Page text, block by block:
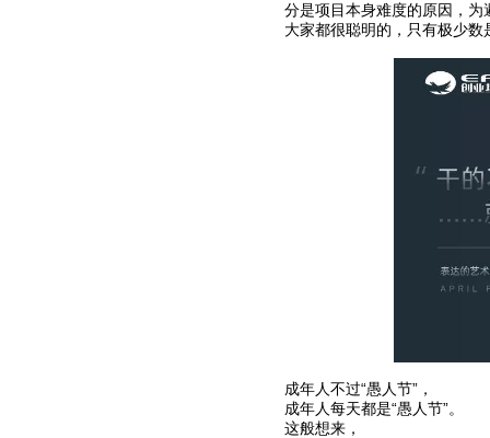
分是项目本身难度的原因，
大家都很聪明的，只有极少
成年人不过“愚人节”，
成年人每天都是“愚人节”。
这般想来，